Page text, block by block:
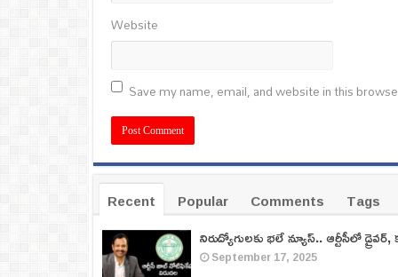
Website
Save my name, email, and website in this
Recent Popular Comments
Tags
నిరుద్యోగులకు భలే న్యూస్.. ఆర్టీసీలో
September 17, 2025